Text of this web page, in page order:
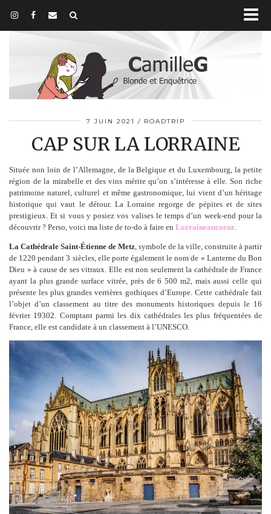
7 JUIN 2021 ROADTRIP
CAP SUR LA LORRAINE
Située non loin de l’Allemagne, de la Belgique et du Luxembourg, la petite
région de la mirabelle et des vins mérite qu’on s’intéresse à elle. Son riche
patrimoine naturel, culturel et même gastronomique, lui vient d’un héritage
historique qui vaut le détour. La Lorraine regorge de pépites et de sites
prestigieux. Et si vous y posiez vos valises le temps d’un week-end pour la
découvrir ? Perso, voici ma liste de to-do à faire en Lorraineaucoeur.
La Cathédrale Saint-Étienne de Metz, symbole de la ville, construite à partir
de 1220 pendant 3 siècles, elle porte également le nom de « Lanterne du Bon
Dieu » à cause de ses vitraux. Elle est non seulement la cathédrale de France
ayant la plus grande surface vitrée, près de 6 500 m2, mais aussi celle qui
présente les plus grandes verrières gothiques d’Europe. Cette cathédrale fait
l’objet d’un classement au titre des monuments historiques depuis le 16
février 19302. Comptant parmi les dix cathédrales les plus fréquentées de
France, elle est candidate à un classement à l’UNESCO.